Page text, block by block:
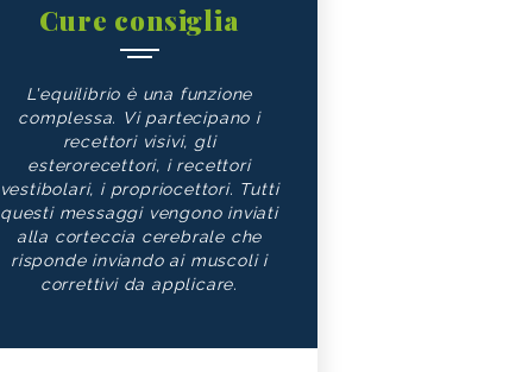
Cure consiglia
L'equilibrio è una funzione
complessa. Vi partecipano i
recettori visivi, gli
esterorecettori, i recettori
vestibolari, i propriocettori. Tutti
questi messaggi vengono inviati
alla corteccia cerebrale che
risponde inviando ai muscoli i
correttivi da applicare.